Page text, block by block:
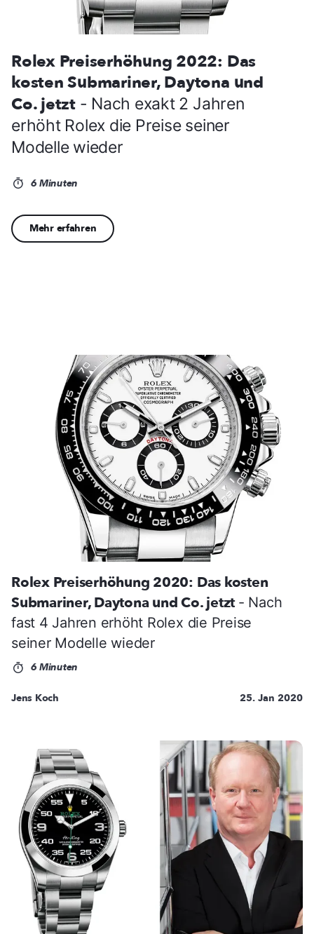
Rolex Preiserhöhung 2022: Das
kosten Submariner, Daytona und
Co. jetzt - Nach exakt 2 Jahren
erhöht Rolex die Preise seiner
Modelle wieder
6 Minuten
Mehr erfahren
Rolex Preiserhöhung 2020: Das kosten
Submariner, Daytona und Co. jetzt - Nach
fast 4 Jahren erhöht Rolex die Preise
seiner Modelle wieder
6 Minuten
Jens Koch 25. Jan 2020